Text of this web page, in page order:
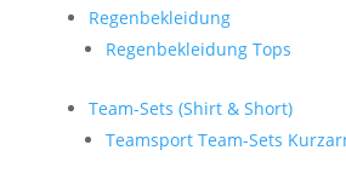
Regenbekleidung
Regenbekleidung Tops
Team-Sets (Shirt & Short)
Teamsport Team-Sets